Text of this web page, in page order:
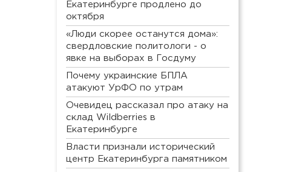
Екатеринбурге продлено до
октября
«Люди скорее останутся дома»:
свердловские политологи - о
явке на выборах в Госдуму
Почему украинские БПЛА
атакуют УрФО по утрам
Очевидец рассказал про атаку на
склад Wildberries в
Екатеринбурге
Власти признали исторический
центр Екатеринбурга памятником